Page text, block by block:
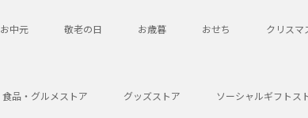
お中元 敬老の日 お歳暮 おせち クリスマ
食品・グルメストア グッズストア ソーシャルギフトス